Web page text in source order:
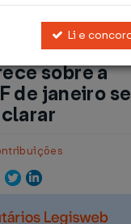
sobre a
de janeiro
Li e